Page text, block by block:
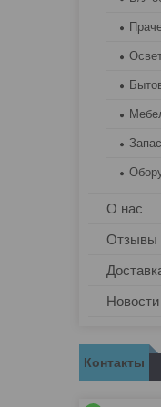
О нас
Отзывы
Новости
Контакты